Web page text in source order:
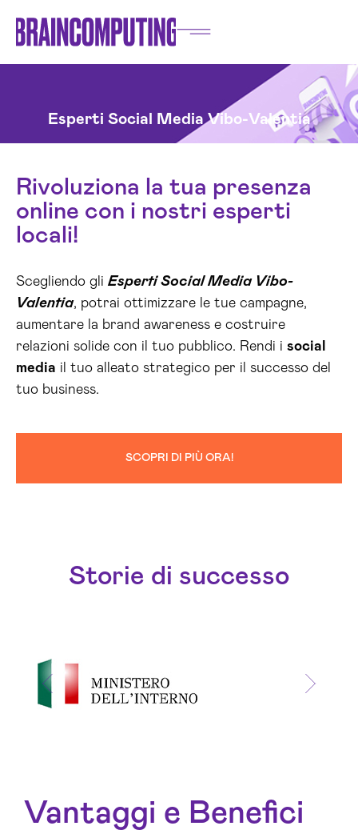
Esperti Social Media Vibo-Valentia
Rivoluziona la tua presenza
online con i nostri esperti
locali!
Scegliendo gli Esperti Social Media Vibo-
Valentia, potrai ottimizzare le tue campagne,
aumentare la brand awareness e costruire
relazioni solide con il tuo pubblico. Rendi i social
media il tuo alleato strategico per il successo del
tuo business.
SCOPRI DI PIÙ ORA!
Storie di successo
Vantaggi e Benefici